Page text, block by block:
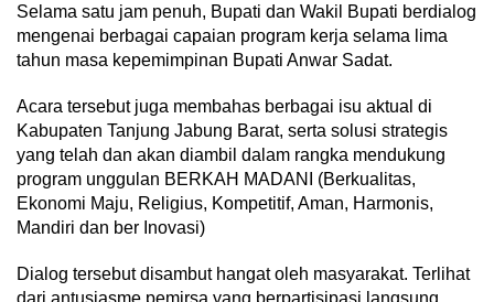
Selama satu jam penuh, Bupati dan Wakil Bupati berdialog
mengenai berbagai capaian program kerja selama lima
tahun masa kepemimpinan Bupati Anwar Sadat.
Acara tersebut juga membahas berbagai isu aktual di
Kabupaten Tanjung Jabung Barat, serta solusi strategis
yang telah dan akan diambil dalam rangka mendukung
program unggulan BERKAH MADANI (Berkualitas,
Ekonomi Maju, Religius, Kompetitif, Aman, Harmonis,
Mandiri dan ber Inovasi)
Dialog tersebut disambut hangat oleh masyarakat. Terlihat
dari antusiasme pemirsa yang berpartisipasi langsung